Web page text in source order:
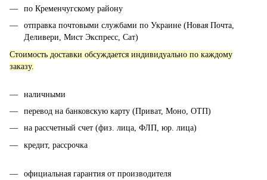
по Кременчугскому району
отправка почтовыми службами по Украине (Новая Почта,
Деливери, Мист Экспресс, Сат)
Стоимость доставки обсуждается индивидуально по каждому
заказу.
наличными
перевод на банковскую карту (Приват, Моно, ОТП)
на рассчетный счет (физ. лица, ФЛП, юр. лица)
кредит, рассрочка
официальная гарантия от производителя